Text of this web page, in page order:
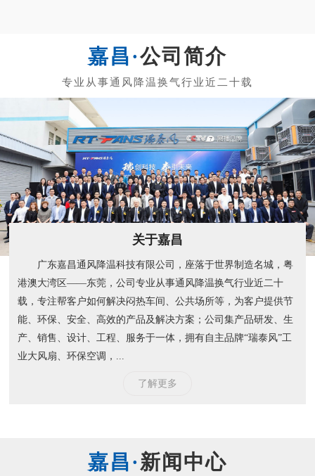
公司简介
关于嘉昌
广东嘉昌通风降温科技有限公司，座落于世界制造名城，粤
港澳大湾区——东莞，公司专业从事通风降温换气行业近二十
载，专注帮客户如何解决闷热车间、公共场所等，为客户提供节
能、环保、安全、高效的产品及解决方案；公司集产品研发、生
产、销售、设计、工程、服务于一体，拥有自主品牌“瑞泰风”工
业大风扇、环保空调，...
了解更多
新闻中心